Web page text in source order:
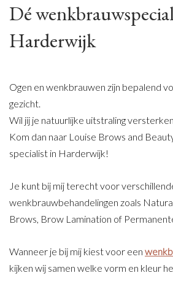
Dé
Harderwijk
Ogen en wenkbrauwen zijn bepalend
gezicht.
Wil jij je natuurlijke uitstraling
Kom dan naar Louise Brows and
specialist in Harderwijk!
Je kunt bij mij terecht voor
wenkbrauwbehandelingen zoals
Brows, Brow Lamination of
Wanneer je bij mij kiest voor een
kijken wij samen welke vorm en kleur